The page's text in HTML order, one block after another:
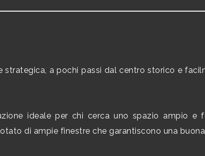
strategica, a pochi passi dal centro storico e
ideale per chi cerca uno spazio ampio e
di ampie finestre che garantiscono una